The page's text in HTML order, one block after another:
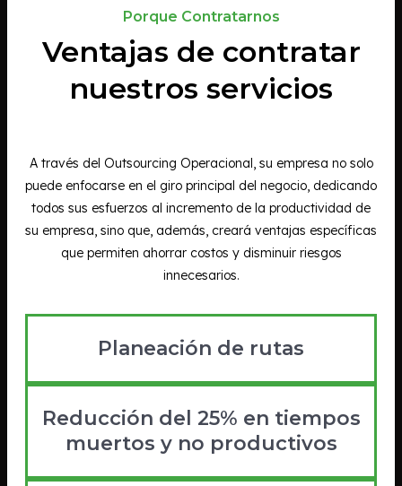
Porque Contratarnos
Ventajas de contratar
nuestros servicios
A través del Outsourcing Operacional, su empresa no solo
puede enfocarse en el giro principal del negocio, dedicando
todos sus esfuerzos al incremento de la productividad de
su empresa, sino que, además, creará ventajas específicas
que permiten ahorrar costos y disminuir riesgos
innecesarios.
Planeación de rutas
Reducción del 25% en tiempos
muertos y no productivos